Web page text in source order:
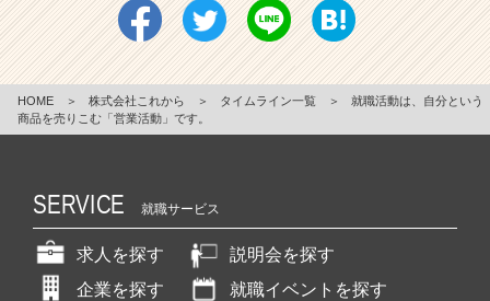
HOME ＞ 株式会社これから ＞ タイムライン一覧 ＞
就職活動は、自分という
商品を売りこむ「営業活動」です。
SERVICE 就職サービス
求人を探す
説明会を探す
企業を探す
就職イベントを探す